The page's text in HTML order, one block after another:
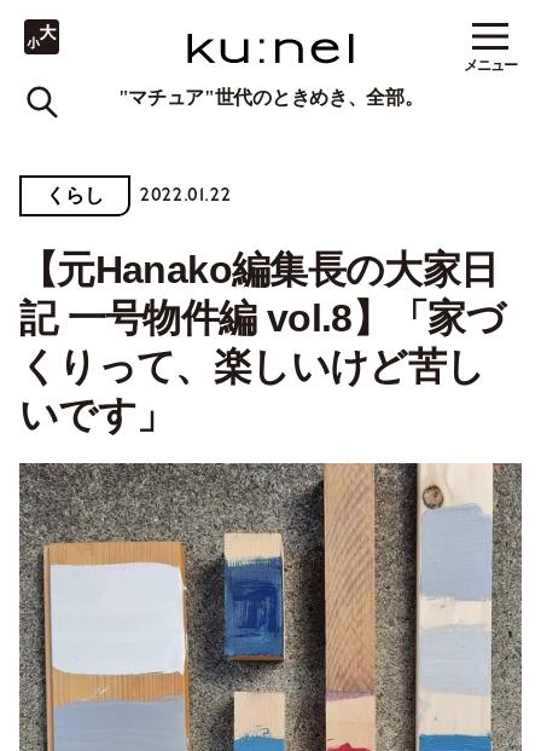
"マチュア"世代のときめき、全部。
メニュー
くらし 2022.01.22
【元Hanako編集長の大家日
記 一号物件編 vol.8】「家づ
くりって、楽しいけど苦し
いです」